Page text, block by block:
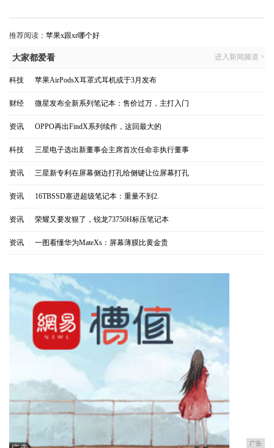
推荐阅读： 苹果x跟xr哪个好
大家都爱看 进入新闻频道 >
科技 苹果AirPodsX耳罩式耳机或于3月发布
财经 微星发布全新系列笔记本：售价过万，主打入门
资讯 OPPO再出FindX系列续作，这回最大的
科技 三星电子选出新董事会主席首次任命非执行董事
资讯 三星新专利在屏幕侧边打孔给侧键让位屏幕打孔
资讯 16TBSSD塞进超级笔记本：重量不到2.
资讯 荣耀又要发狠了，锐龙73750H标压笔记本
资讯 一图看懂华为MateXs：屏幕薄膜比黄金贵
广告